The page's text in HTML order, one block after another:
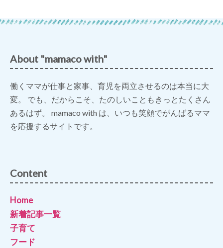
About "mamaco with"
働くママが仕事と家事、育児を両立させるのは本当に大
変。 でも、だからこそ、たのしいこともきっとたくさん
あるはず。 mamaco with は、いつも笑顔でがんばるママ
を応援するサイトです。
Content
Home
新着記事一覧
子育て
フード